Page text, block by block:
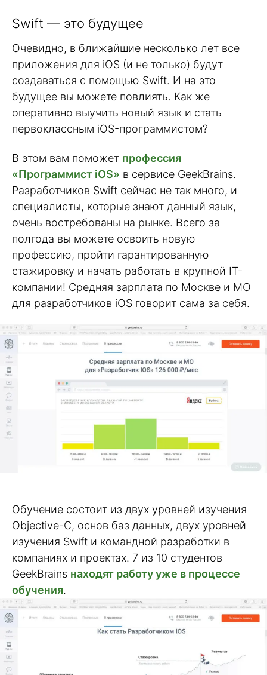
Swift — это будущее
Очевидно, в ближайшие несколько лет все
приложения для iOS (и не только) будут
создаваться с помощью Swift. И на это
будущее вы можете повлиять. Как же
оперативно выучить новый язык и стать
первоклассным iOS-программистом?
В этом вам поможет профессия
«Программист iOS» в сервисе GeekBrains.
Разработчиков Swift сейчас не так много, и
специалисты, которые знают данный язык,
очень востребованы на рынке. Всего за
полгода вы можете освоить новую
профессию, пройти гарантированную
стажировку и начать работать в крупной IT-
компании! Средняя зарплата по Москве и МО
для разработчиков iOS говорит сама за себя.
Обучение состоит из двух уровней изучения
Objective-C, основ баз данных, двух уровней
изучения Swift и командной разработки в
компаниях и проектах. 7 из 10 студентов
GeekBrains находят работу уже в процессе
обучения.